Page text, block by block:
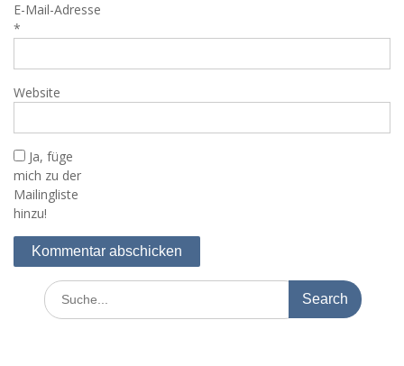
E-Mail-Adresse
*
Website
Ja, füge
mich zu der
Mailingliste
hinzu!
Search
for: